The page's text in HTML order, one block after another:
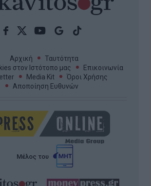
Αρχική
Ταυτότητα
στον Ιστότοπο μας
Επικοινωνία
Media Kit
Όροι Χρήσης
Αποποίηση Ευθυνών
Μέλος του